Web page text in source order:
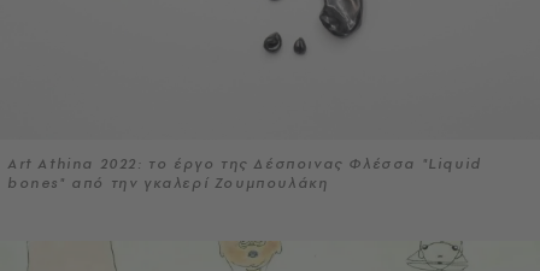
Art Athina 2022: το έργο της Δέσποινας Φλέσσα "Liquid
bones" από την γκαλερί Ζουμπουλάκη